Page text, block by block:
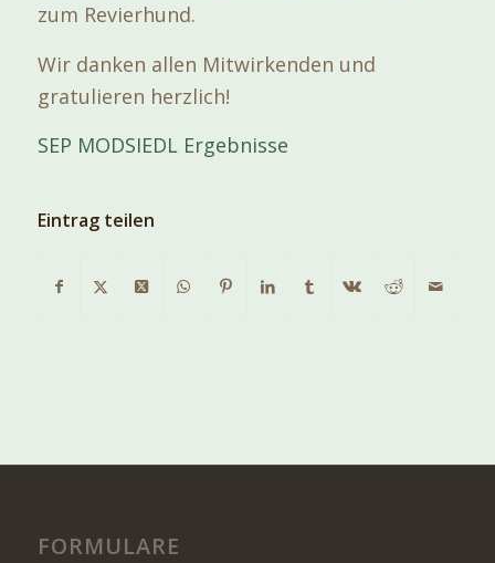
zum Revierhund.
Wir danken allen Mitwirkenden und
gratulieren herzlich!
SEP MODSIEDL Ergebnisse
Eintrag teilen
FORMULARE